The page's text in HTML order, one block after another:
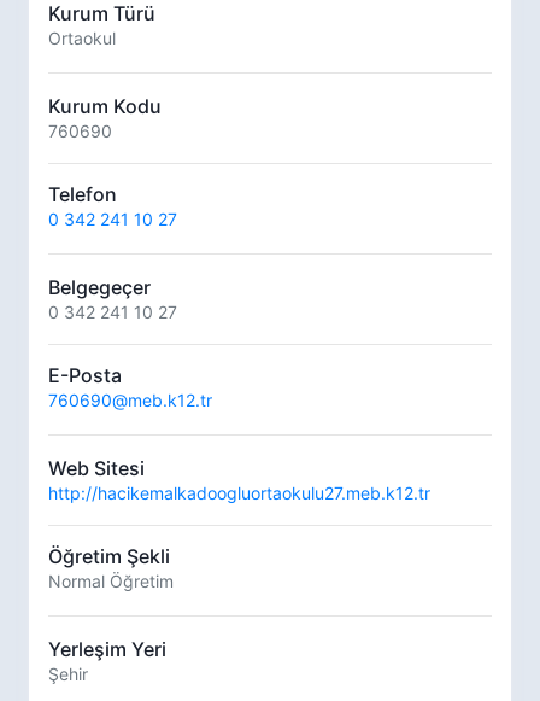
Kurum Türü
Ortaokul
Kurum Kodu
760690
Telefon
0 342 241 10 27
Belgegeçer
0 342 241 10 27
E-Posta
760690@meb.k12.tr
Web Sitesi
http://hacikemalkadoogluortaokulu27.meb.k12.tr
Öğretim Şekli
Normal Öğretim
Yerleşim Yeri
Şehir